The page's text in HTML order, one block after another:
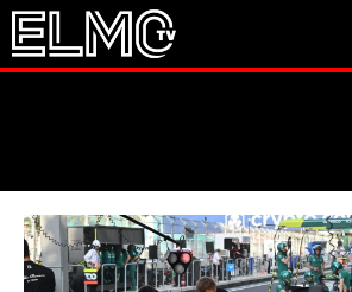
PESÄPALLO
VIDEOT